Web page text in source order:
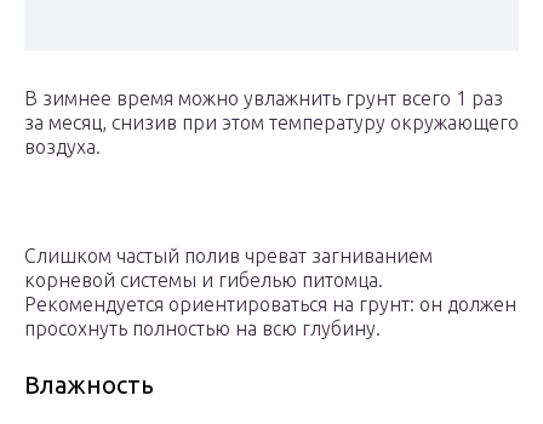
В зимнее время можно увлажнить грунт всего 1 раз
за месяц, снизив при этом температуру окружающего
воздуха.
Слишком частый полив чреват загниванием
корневой системы и гибелью питомца.
Рекомендуется ориентироваться на грунт: он должен
просохнуть полностью на всю глубину.
Влажность